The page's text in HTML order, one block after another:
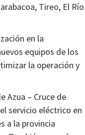
Tireo, El Río
en la
equipos de los
la operación y
Azua – Cruce de
servicio eléctrico en
a la provincia